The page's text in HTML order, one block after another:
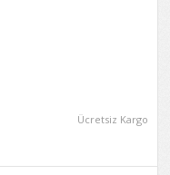
Ücretsiz Kargo